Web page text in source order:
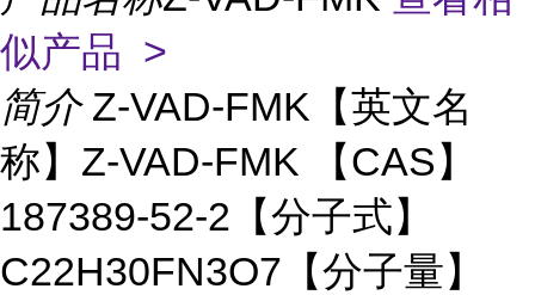
似产品 >
简介 Z-VAD-FMK【英文名
称】Z-VAD-FMK 【CAS】
187389-52-2【分子式】
C22H30FN3O7【分子量】